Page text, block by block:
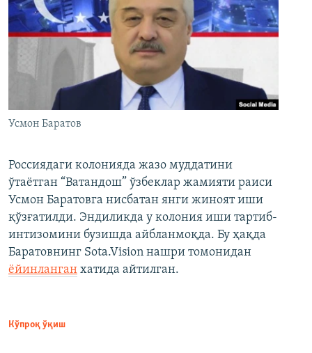
Усмон Баратов
Россиядаги колонияда жазо муддатини
ўтаётган “Ватандош” ўзбеклар жамияти раиси
Усмон Баратовга нисбатан янги жиноят иши
қўзғатилди. Эндиликда у колония иши тартиб-
интизомини бузишда айбланмоқда. Бу ҳақда
Баратовнинг Sota.Vision нашри томонидан
ёйинланган хатида айтилган.
Кўпроқ ўқиш